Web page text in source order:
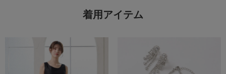
着用アイテム